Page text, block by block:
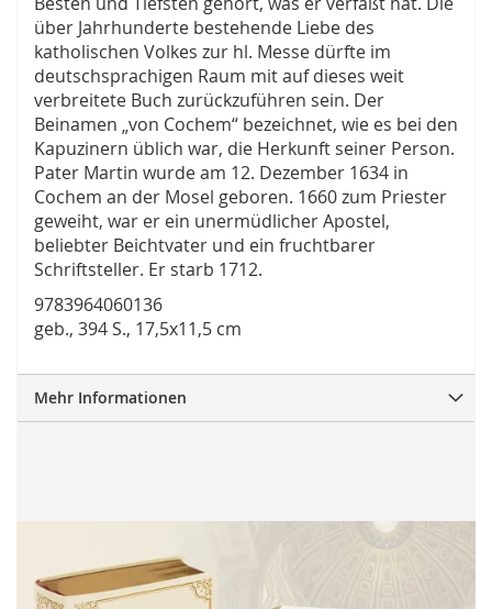
über Jahrhunderte bestehende Liebe des
katholischen Volkes zur hl. Messe dürfte im
deutschsprachigen Raum mit auf dieses weit
verbreitete Buch zurückzuführen sein. Der
Beinamen „von Cochem“ bezeichnet, wie es bei den
Kapuzinern üblich war, die Herkunft seiner Person.
Pater Martin wurde am 12. Dezember 1634 in
Cochem an der Mosel geboren. 1660 zum Priester
geweiht, war er ein unermüdlicher Apostel,
beliebter Beichtvater und ein fruchtbarer
Schriftsteller. Er starb 1712.
9783964060136
geb., 394 S., 17,5x11,5 cm
Mehr Informationen